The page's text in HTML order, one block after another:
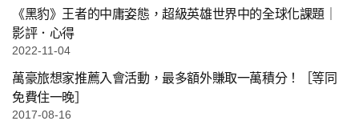
《黑豹》王者的中庸姿態，超級英雄世界中的全球化課題｜
影評．心得
2022-11-04
萬豪旅想家推薦入會活動，最多額外賺取一萬積分！［等同
免費住一晚］
2017-08-16